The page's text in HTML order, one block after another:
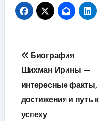
Навигация
по
записям
Биография
Шихман Ирины —
интересные факты,
достижения и путь к
успеху